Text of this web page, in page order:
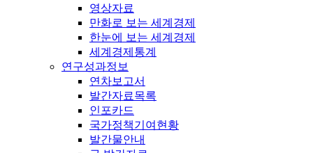
영상자료
만화로 보는 세계경제
한눈에 보는 세계경제
세계경제통계
연구성과정보
연차보고서
발간자료목록
인포카드
국가정책기여현황
발간물안내